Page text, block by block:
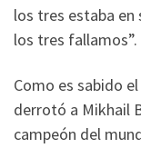
los tres estaba
los tres fallamos”.
Como es sabido
derrotó a Mikhail
campeón del